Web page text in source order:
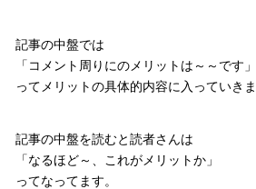
記事の中盤では
「コメント周りにのメリットは～～です」
ってメリットの具体的内容に入っていきま
記事の中盤を読むと読者さんは
「なるほど～、これがメリットか」
ってなってます。